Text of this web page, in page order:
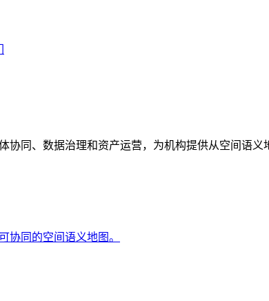
同、数据治理和资产运营，为机构提供从空间语义
协同的空间语义地图。